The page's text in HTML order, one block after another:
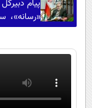
پیام
«رسانه»،
است